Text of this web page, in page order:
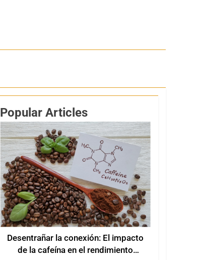
Popular Articles
Desentrañar la conexión: El impacto
de la cafeína en el rendimiento